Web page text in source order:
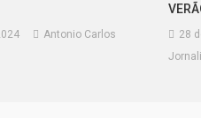
Antonio Carlos
28